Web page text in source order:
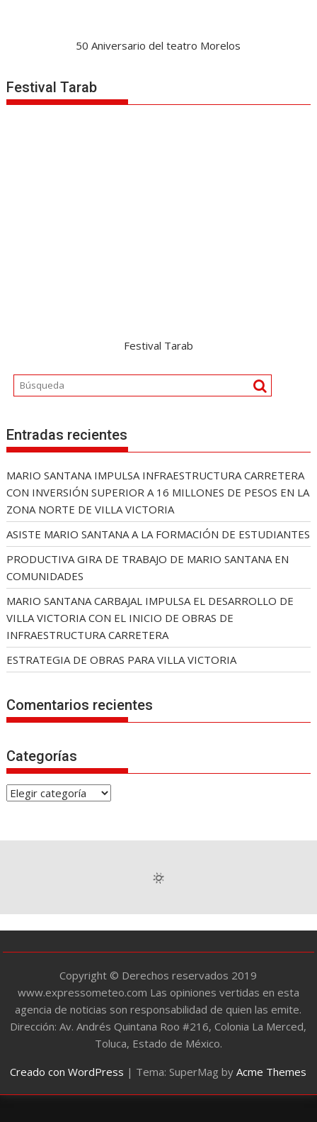
50 Aniversario del teatro Morelos
Festival Tarab
Festival Tarab
Entradas recientes
MARIO SANTANA IMPULSA INFRAESTRUCTURA CARRETERA
CON INVERSIÓN SUPERIOR A 16 MILLONES DE PESOS EN LA
ZONA NORTE DE VILLA VICTORIA
ASISTE MARIO SANTANA A LA FORMACIÓN DE ESTUDIANTES
PRODUCTIVA GIRA DE TRABAJO DE MARIO SANTANA EN
COMUNIDADES
MARIO SANTANA CARBAJAL IMPULSA EL DESARROLLO DE
VILLA VICTORIA CON EL INICIO DE OBRAS DE
INFRAESTRUCTURA CARRETERA
ESTRATEGIA DE OBRAS PARA VILLA VICTORIA
Comentarios recientes
Categorías
C
e
í
a
Copyright © Derechos reservados 2019
www.expressometeo.com Las opiniones vertidas en esta
agencia de noticias son responsabilidad de quien las emite.
Dirección: Av. Andrés Quintana Roo #216, Colonia La Merced,
Toluca, Estado de México.
Creado con WordPress | Tema: SuperMag byAcme Themes